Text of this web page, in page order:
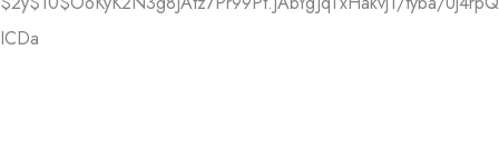
ICDa